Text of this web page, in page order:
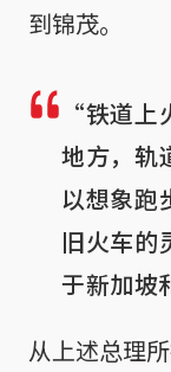
到锦茂。
“铁道上
地方，轨
以想象跑
旧火车的
于新加坡
从上述总理